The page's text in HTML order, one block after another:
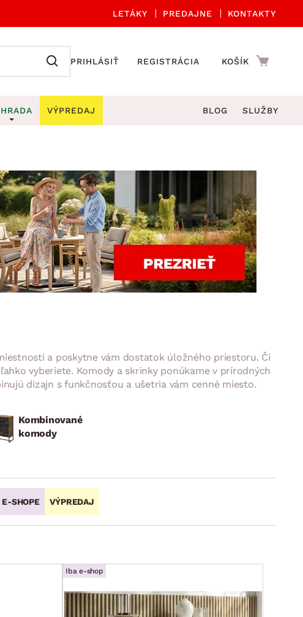
LETÁKY PREDAJNE KONTAKTY
PRIHLÁSIŤ REGISTRÁCIA KOŠÍK
na kľúče
na dáždniky
na noviny
na oblečenie
vše
Kuchynské príslušenstvo
Kúpeľňové doplnky
Záhradné doplnky
DOPLNKY VIANOCE
Záhradné stoličky a kreslá
Záhradné lavice
Záhradné stoly
Záhradné hojdačky
Záhradné lehátka
Záhradné doplnky
VÝPREDAJ BLOG SLUŽBY
a poskytne vám dostatok úložného priestoru. Či
vyberiete. Komody a skrinky ponúkame v prírodných
dizajn s funkčnosťou a ušetria vám cenné miesto.
Kombinované
komody
E-SHOPE VÝPREDAJ
Iba e-shop